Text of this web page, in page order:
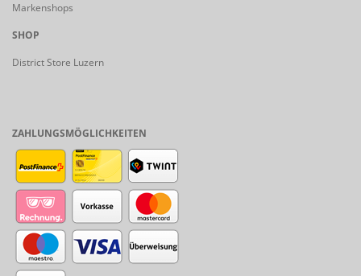
Markenshops
SHOP
District Store Luzern
ZAHLUNGSMÖGLICHKEITEN